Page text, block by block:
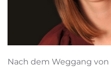
Nach dem Weggang von